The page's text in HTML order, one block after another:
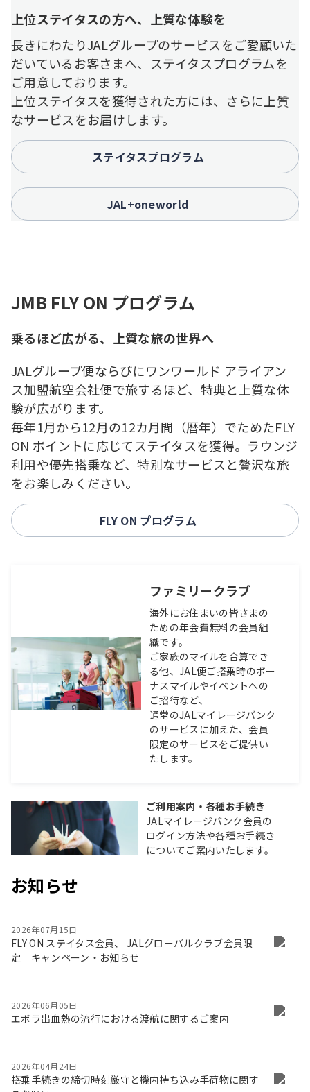
上位ステイタスの方へ、上質な体験を
長きにわたりJALグループのサービスをご愛顧いた
だいているお客さまへ、ステイタスプログラムを
ご用意しております。
上位ステイタスを獲得された方には、さらに上質
なサービスをお届けします。
ステイタスプログラム
JAL+oneworld
JMB FLY ON プログラム
乗るほど広がる、上質な旅の世界へ
JALグループ便ならびにワンワールド アライアン
ス加盟航空会社便で旅するほど、特典と上質な体
験が広がります。
毎年1月から12月の12カ月間（暦年）でためたFLY
ON ポイントに応じてステイタスを獲得。ラウンジ
利用や優先搭乗など、特別なサービスと贅沢な旅
をお楽しみください。
FLY ON プログラム
ファミリークラブ
海外にお住まいの皆さまの
ための年会費無料の会員組
織です。
ご家族のマイルを合算でき
る他、JAL便ご搭乗時のボー
ナスマイルやイベントへの
ご招待など、
通常のJALマイレージバンク
のサービスに加えた、会員
限定のサービスをご提供い
たします。
ご利用案内・各種お手続き
JALマイレージバンク会員の
ログイン方法や各種お手続き
についてご案内いたします。
お知らせ
2026年07月15日
FLY ON ステイタス会員、 JALグローバルクラブ会員限
定 キャンペーン・お知らせ
2026年06月05日
エボラ出血熱の流行における渡航に関するご案内
2026年04月24日
搭乗手続きの締切時刻厳守と機内持ち込み手荷物に関す